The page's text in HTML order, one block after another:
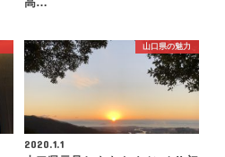
高…
山口県の魅力
2020.1.1